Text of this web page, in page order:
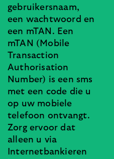
gebruikersnaam,
een wachtwoord en
een mTAN. Een
mTAN (Mobile
Transaction
Authorisation
Number) is een sms
met een code die u
op uw mobiele
telefoon ontvangt.
Zorg ervoor dat
alleen u via
Internetbankieren